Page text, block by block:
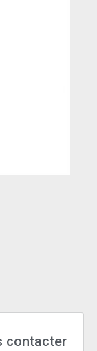
contacter